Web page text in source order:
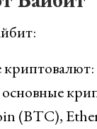
основные
(BTC),